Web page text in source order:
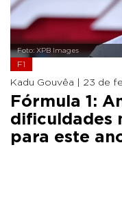
Foto: XPB Images
F1
Kadu Gouvêa | 23 de
Fórmula 1:
dificuldades
para este